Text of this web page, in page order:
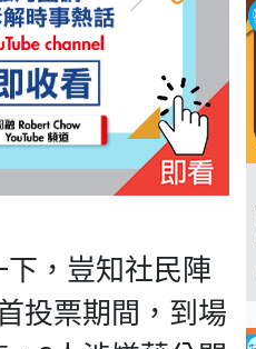
，豈知社民陣
投票期間，到場